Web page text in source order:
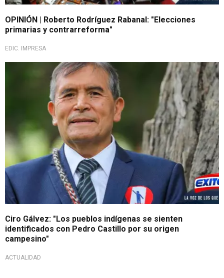
OPINIÓN | Roberto Rodríguez Rabanal: "Elecciones
primarias y contrarreforma"
EDIC. IMPRESA
Ciro Gálvez: "Los pueblos indígenas se sienten
identificados con Pedro Castillo por su origen
campesino"
ACTUALIDAD